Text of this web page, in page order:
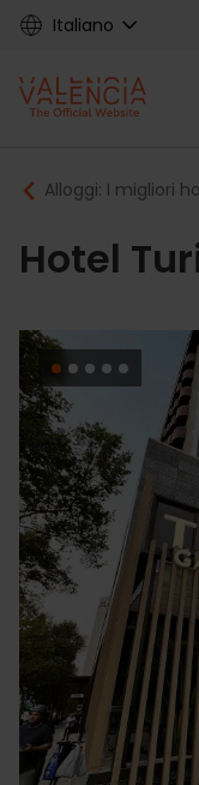
Skip
content
Italiano
Main
navigation
Alloggi: I migliori
Hotel